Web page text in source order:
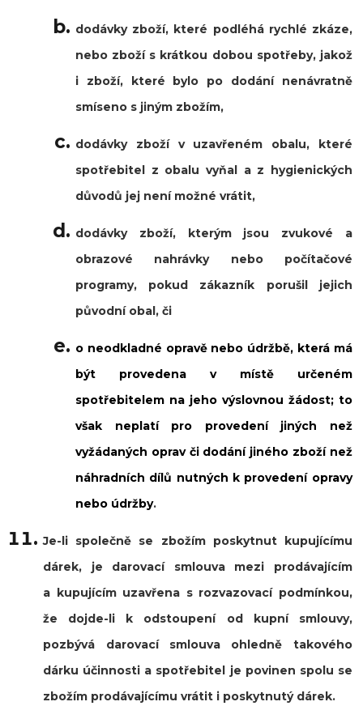
dodávky zboží, které podléhá rychlé zkáze,
nebo zboží s krátkou dobou spotřeby, jakož
i zboží, které bylo po dodání nenávratně
smíseno s jiným zbožím,
dodávky zboží v uzavřeném obalu, které
spotřebitel z obalu vyňal a z hygienických
důvodů jej není možné vrátit,
dodávky zboží, kterým jsou zvukové a
obrazové nahrávky nebo počítačové
programy, pokud zákazník porušil jejich
původní obal, či
o neodkladné opravě nebo údržbě, která má
být provedena v místě určeném
spotřebitelem na jeho výslovnou žádost; to
však neplatí pro provedení jiných než
vyžádaných oprav či dodání jiného zboží než
náhradních dílů nutných k provedení opravy
nebo údržby.
Je-li společně se zbožím poskytnut kupujícímu
dárek, je darovací smlouva mezi prodávajícím
a kupujícím uzavřena s rozvazovací podmínkou,
že dojde-li k odstoupení od kupní smlouvy,
pozbývá darovací smlouva ohledně takového
dárku účinnosti a spotřebitel je povinen spolu se
zbožím prodávajícímu vrátit i poskytnutý dárek.